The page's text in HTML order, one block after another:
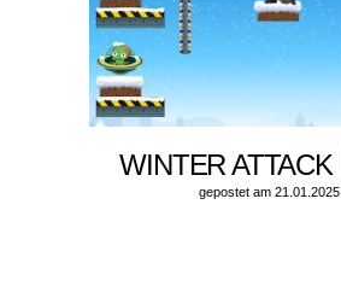
WINTER ATTACK
gepostet am 21.01.2025